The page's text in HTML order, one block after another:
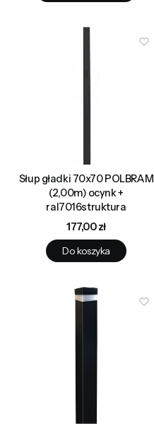
Słup gładki 70x70 POLBRAM
(2,00m) ocynk +
ral7016struktura
Cena
177,00 zł
Do koszyka